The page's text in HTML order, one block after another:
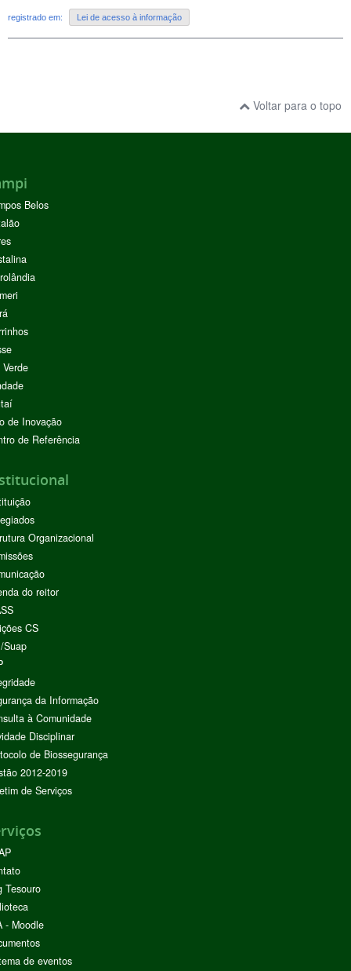
registrado em: Lei de acesso à informação
Voltar para o topo
Belos
de Inovação
de Referência
Organizacional
do reitor
CS
Suap
da Informação
à Comunidade
Disciplinar
de Biossegurança
2012-2019
de Serviços
Tesouro
- Moodle
de eventos